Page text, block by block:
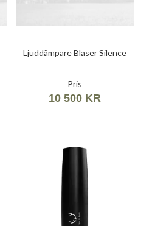
Ljuddämpare Blaser Silence
Pris
10 500 KR